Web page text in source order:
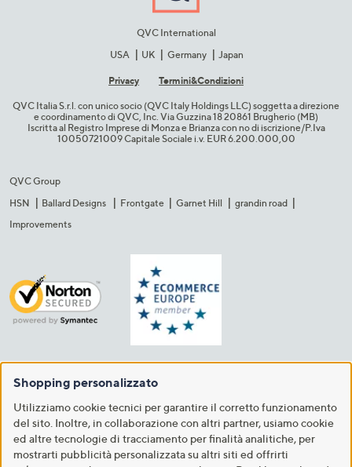
QVC International
USA
UK Germany Japan
Privacy Termini&C​ondizioni
QVC Italia S.r.l. con unico socio (QVC Italy Holdings LLC) soggetta a direzione
e coordinamento di QVC, Inc. Via Guzzina 18 20861 Brugherio (MB)​
Iscritta al Registro Imprese di Monza e Brianza con no di iscrizione/P.Iva
10050721009 Capitale Sociale i.v. EUR 6.200.000,00​
QVC Group
HSN
Ballard Designs Frontgate Garnet Hill
grandin road
Improvements
Shopping personalizzato
Utilizziamo cookie tecnici per garantire il corretto funzionamento
del sito. Inoltre, in collaborazione con altri partner, usiamo cookie
ed altre tecnologie di tracciamento per finalità analitiche, per
mostrarti pubblicità personalizzata su altri siti ed offrirti